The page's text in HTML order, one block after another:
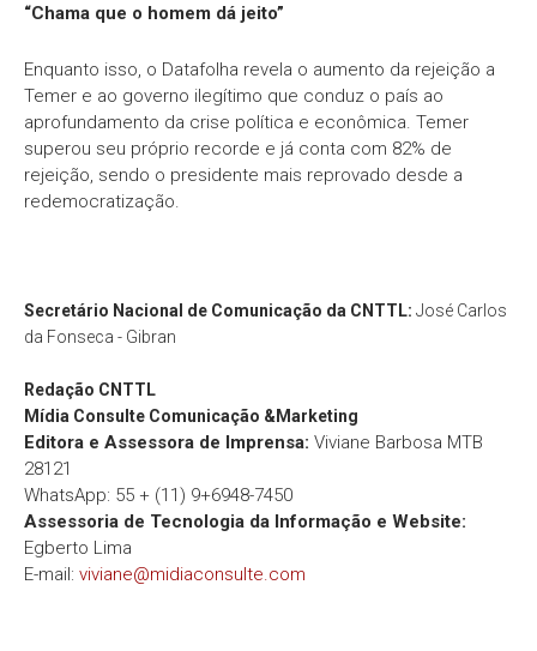
“Chama que o homem dá jeito”
Enquanto isso, o Datafolha revela o aumento da rejeição a
Temer e ao governo ilegítimo que conduz o país ao
aprofundamento da crise política e econômica. Temer
superou seu próprio recorde e já conta com 82% de
rejeição, sendo o presidente mais reprovado desde a
redemocratização.
Secretário Nacional de Comunicação da CNTTL: José Carlos
da Fonseca - Gibran
Redação CNTTL
Mídia Consulte Comunicação &Marketing
Editora e Assessora de Imprensa: Viviane Barbosa MTB
28121
WhatsApp: 55 + (11) 9+6948-7450
Assessoria de Tecnologia da Informação e Website:
Egberto Lima
E-mail: viviane@midiaconsulte.com